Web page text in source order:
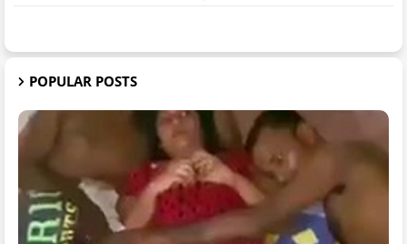
POPULAR POSTS